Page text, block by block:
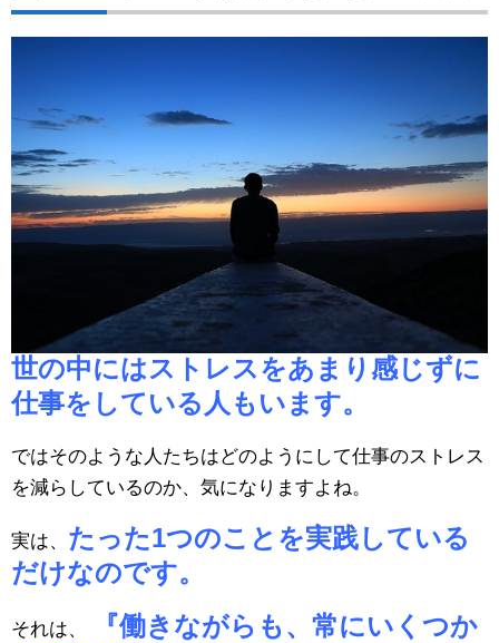
世の中にはストレスをあまり感じずに
仕事をしている人もいます。
ではそのような人たちはどのようにして仕事のストレス
を減らしているのか、気になりますよね。
実は、 たった1つのことを実践している
だけなのです。
それは、
『働きながらも、常にいくつか